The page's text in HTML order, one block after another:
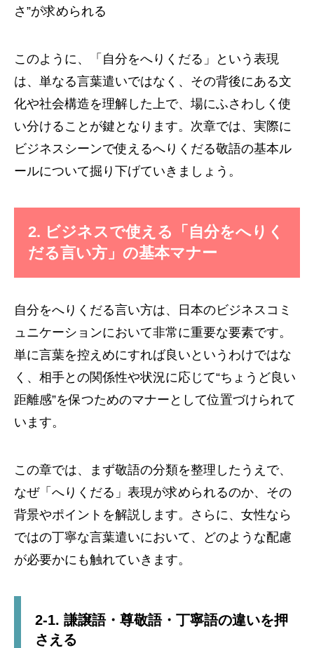
さ”が求められる
このように、「自分をへりくだる」という表現
は、単なる言葉遣いではなく、その背後にある文
化や社会構造を理解した上で、場にふさわしく使
い分けることが鍵となります。次章では、実際に
ビジネスシーンで使えるへりくだる敬語の基本ル
ールについて掘り下げていきましょう。
2. ビジネスで使える「自分をへりく
だる言い方」の基本マナー
自分をへりくだる言い方は、日本のビジネスコミ
ュニケーションにおいて非常に重要な要素です。
単に言葉を控えめにすれば良いというわけではな
く、相手との関係性や状況に応じて“ちょうど良い
距離感”を保つためのマナーとして位置づけられて
います。
この章では、まず敬語の分類を整理したうえで、
なぜ「へりくだる」表現が求められるのか、その
背景やポイントを解説します。さらに、女性なら
ではの丁寧な言葉遣いにおいて、どのような配慮
が必要かにも触れていきます。
2-1. 謙譲語・尊敬語・丁寧語の違いを押
さえる